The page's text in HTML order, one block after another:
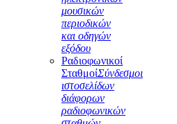
μουσικών
περιοδικών
και οδηγών
εξόδου
Ραδιοφωνικοί
ΣταθμοίΣύνδεσμοι
ιστοσελίδων
διάφορων
ραδιοφωνικών